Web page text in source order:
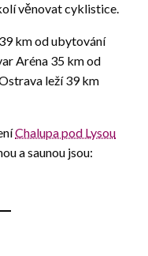
věnovat cyklistice.
km od ubytování
Aréna 35 km od
leží 39 km
Chalupa pod Lysou
a saunou jsou: